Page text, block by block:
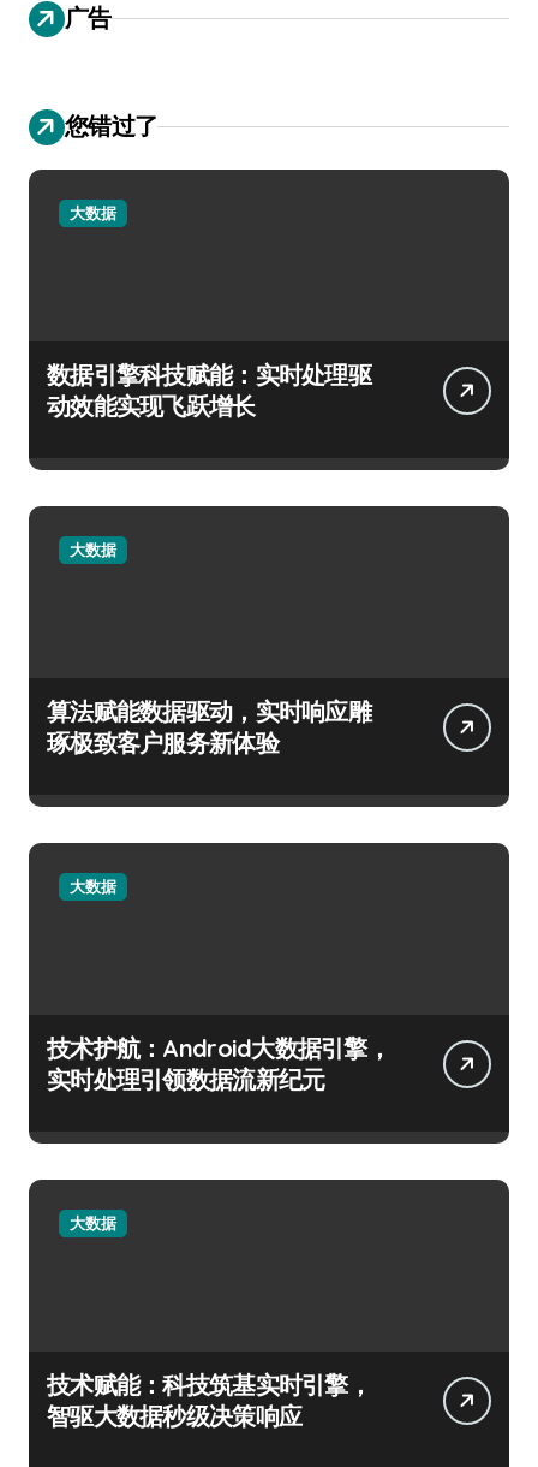
广告
您错过了
大数据
数据引擎科技赋能：实时处理驱
动效能实现飞跃增长
大数据
算法赋能数据驱动，实时响应雕
琢极致客户服务新体验
大数据
技术护航：Android大数据引擎，
实时处理引领数据流新纪元
大数据
技术赋能：科技筑基实时引擎，
智驱大数据秒级决策响应